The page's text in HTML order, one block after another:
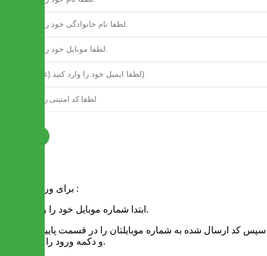
برای ورود به سایت :
1 - ابتدا شماره موبایل خود را وارد کنید.
و دکمه ورود را انتخاب کنید.